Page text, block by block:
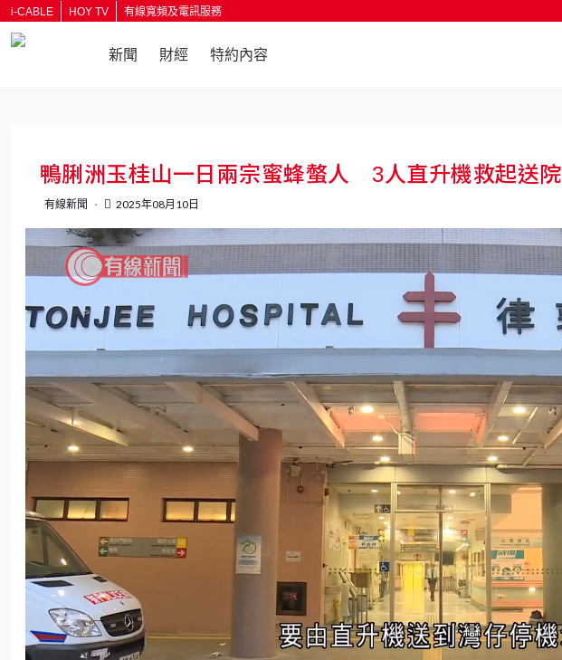
i-CABLE HOY TV 有線寬頻及電訊服務
新聞 財經 特約內容
鴨脷洲玉桂山一日兩宗蜜蜂螫人 3人直升機救起送院
有線新聞 2025年08月10日